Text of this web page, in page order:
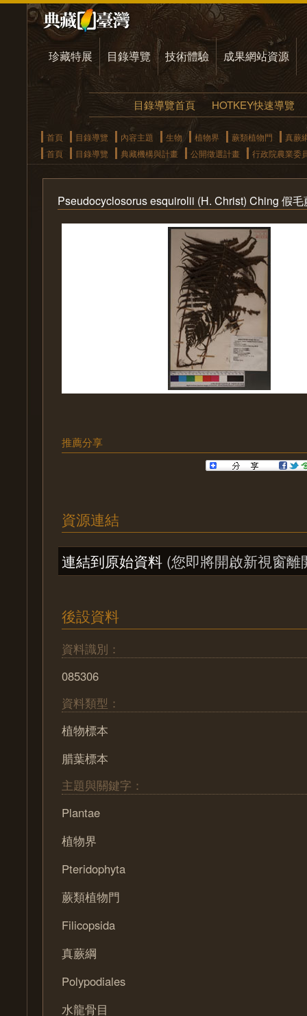
珍藏特展 目錄導覽 技術體驗 成果網站資源
目錄導覽首頁 HOTKEY快速導覽
首頁 目錄導覽 內容主題 生物 植物界 蕨類植物門
真蕨
首頁
目錄導覽 典藏機構與計畫 公開徵選計畫 行政院農業委
Pseudocyclosorus esquirolii (H. Christ) Ching 假毛
推薦分享
資源連結
連結到原始資料 (您即將開啟新視窗離
後設資料
資料識別：
085306
資料類型：
植物標本
腊葉標本
主題與關鍵字：
Plantae
植物界
Pteridophyta
蕨類植物門
Filicopsida
真蕨綱
Polypodiales
水龍骨目